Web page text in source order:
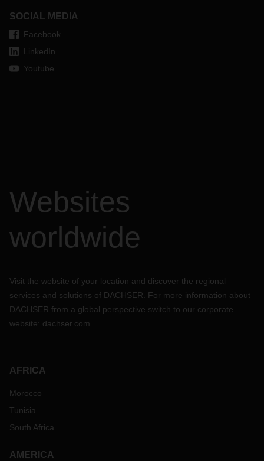
SOCIAL MEDIA
Facebook
LinkedIn
Youtube
Websites
worldwide
Visit the website of your location and discover the regional
services and solutions of DACHSER. For more information about
DACHSER from a global perspective switch to our corporate
website: dachser.com
AFRICA
Morocco
Tunisia
South Africa
AMERICA